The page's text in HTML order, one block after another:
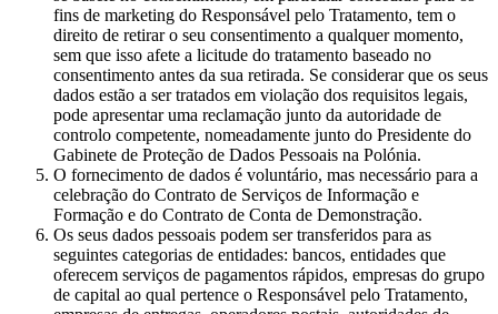
fins de marketing do Responsável pelo Tratamento, tem o
direito de retirar o seu consentimento a qualquer momento,
sem que isso afete a licitude do tratamento baseado no
consentimento antes da sua retirada. Se considerar que os seus
dados estão a ser tratados em violação dos requisitos legais,
pode apresentar uma reclamação junto da autoridade de
controlo competente, nomeadamente junto do Presidente do
Gabinete de Proteção de Dados Pessoais na Polónia.
O fornecimento de dados é voluntário, mas necessário para a
celebração do Contrato de Serviços de Informação e
Formação e do Contrato de Conta de Demonstração.
Os seus dados pessoais podem ser transferidos para as
seguintes categorias de entidades: bancos, entidades que
oferecem serviços de pagamentos rápidos, empresas do grupo
de capital ao qual pertence o Responsável pelo Tratamento,